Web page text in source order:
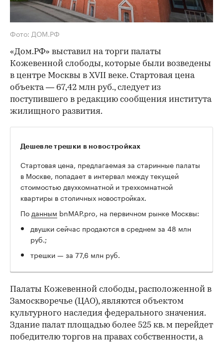
Фото: ДОМ.РФ
«Дом.РФ» выставил на торги палаты
Кожевенной слободы, которые были возведены
в центре Москвы в XVII веке. Стартовая цена
объекта — 67,42 млн руб., следует из
поступившего в редакцию сообщения института
жилищного развития.
Дешевле трешки в новостройках
Стартовая цена, предлагаемая за старинные палаты
в Москве, попадает в интервал между текущей
стоимостью двухкомнатной и трехкомнатной
квартиры в столичных новостройках.
По данным bnMAP.pro, на первичном рынке Москвы:
двушки сейчас продаются в среднем за 48 млн
руб.;
трешки — за 77,6 млн руб.
Палаты Кожевенной слободы, расположенной в
Замоскворечье (ЦАО), являются объектом
культурного наследия федерального значения.
Здание палат площадью более 525 кв. м перейдет
победителю торгов на правах собственности, а